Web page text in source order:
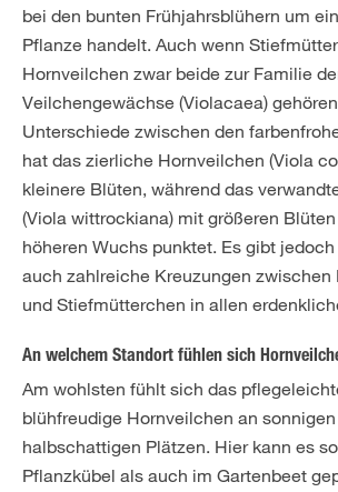
bei den bunten Frühjahrsblühern um
Pflanze handelt. Auch wenn
Hornveilchen zwar beide zur Familie
Veilchengewächse (Violacaea)
Unterschiede zwischen den
hat das zierliche Hornveilchen (Viola
kleinere Blüten, während das
(Viola wittrockiana) mit größeren
höheren Wuchs punktet. Es gibt
auch zahlreiche Kreuzungen zwischen
und Stiefmütterchen in allen
An welchem Standort fühlen sich
Am wohlsten fühlt sich das
blühfreudige Hornveilchen an
halbschattigen Plätzen. Hier kann es
Pflanzkübel als auch im Gartenbeet